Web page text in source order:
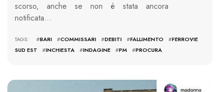
scorso, anche se non è stata ancora
notificata…
TAGS: #BARI #COMMISSARI #DEBITI #FALLIMENTO #FERROVIE
SUD EST
#INCHIESTA #INDAGINE #PM #PROCURA